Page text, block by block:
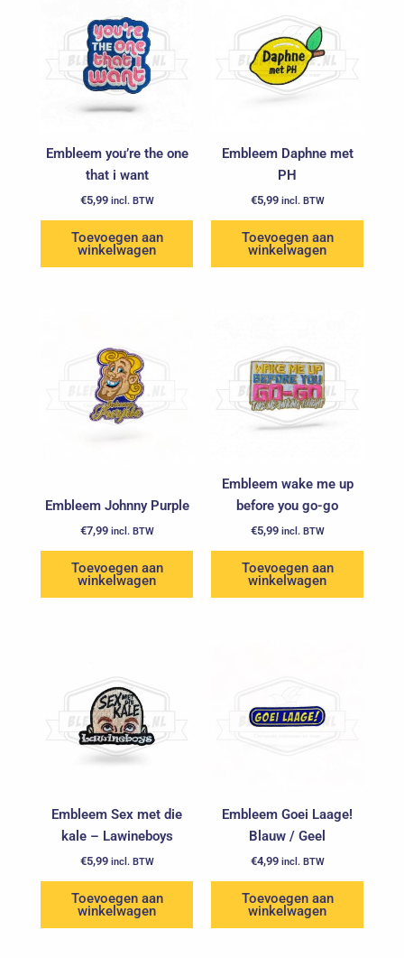
Embleem you’re the one
that i want
€5,99 incl. BTW
Toevoegen aan
winkelwagen
Embleem Daphne met
PH
€5,99 incl. BTW
Toevoegen aan
winkelwagen
Embleem Johnny Purple
€7,99 incl. BTW
Toevoegen aan
winkelwagen
Embleem wake me up
before you go-go
€5,99 incl. BTW
Toevoegen aan
winkelwagen
Embleem Sex met die
kale – Lawineboys
€5,99 incl. BTW
Toevoegen aan
winkelwagen
Embleem Goei Laage!
Blauw / Geel
€4,99 incl. BTW
Toevoegen aan
winkelwagen